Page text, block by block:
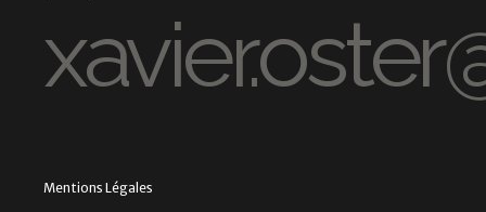
Mentions Légales